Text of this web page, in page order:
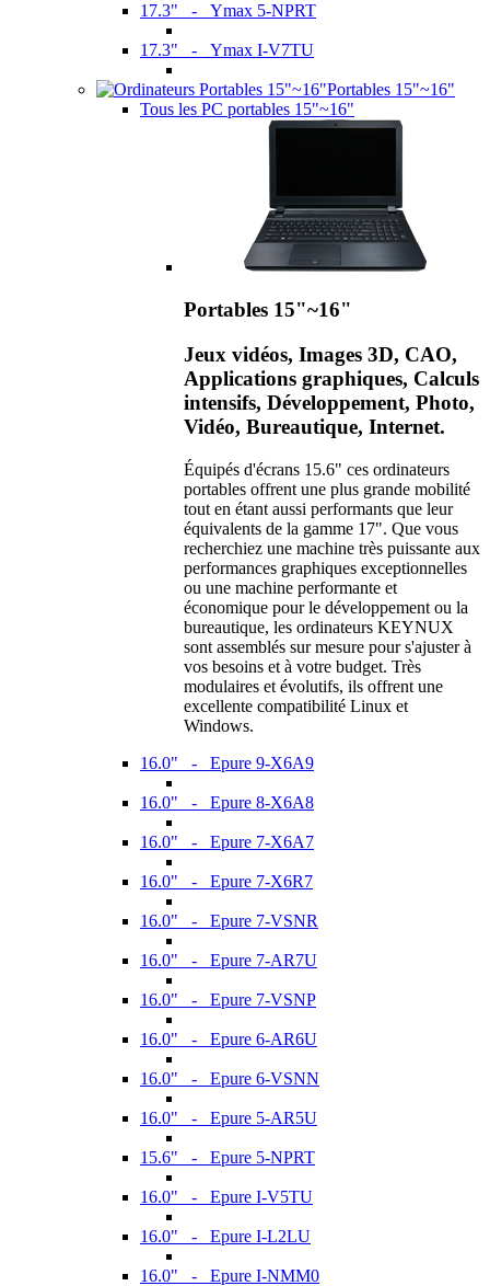
17.3" - Ymax 5-NPRT
17.3" - Ymax I-V7TU
Portables 15"~16"
Tous les PC portables 15"~16"
Portables 15"~16"
Jeux vidéos, Images 3D, CAO,
Applications graphiques, Calculs
intensifs, Développement, Photo,
Vidéo, Bureautique, Internet.
Équipés d'écrans 15.6" ces ordinateurs
portables offrent une plus grande mobilité
tout en étant aussi performants que leur
équivalents de la gamme 17". Que vous
recherchiez une machine très puissante aux
performances graphiques exceptionnelles
ou une machine performante et
économique pour le développement ou la
bureautique, les ordinateurs KEYNUX
sont assemblés sur mesure pour s'ajuster à
vos besoins et à votre budget. Très
modulaires et évolutifs, ils offrent une
excellente compatibilité Linux et
Windows.
16.0" - Epure 9-X6A9
16.0" - Epure 8-X6A8
16.0" - Epure 7-X6A7
16.0" - Epure 7-X6R7
16.0" - Epure 7-VSNR
16.0" - Epure 7-AR7U
16.0" - Epure 7-VSNP
16.0" - Epure 6-AR6U
16.0" - Epure 6-VSNN
16.0" - Epure 5-AR5U
15.6" - Epure 5-NPRT
16.0" - Epure I-V5TU
16.0" - Epure I-L2LU
16.0" - Epure I-NMM0